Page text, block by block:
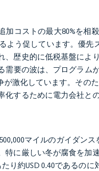
コストの最大80%を相
う促しています。優先
歴史的に低税基盤によ
要の波は、プログラム
激化しています。その
するために電力会社と
マイルのガイダン
に厳しい冬が腐食を加
約USD 0.40であるのに